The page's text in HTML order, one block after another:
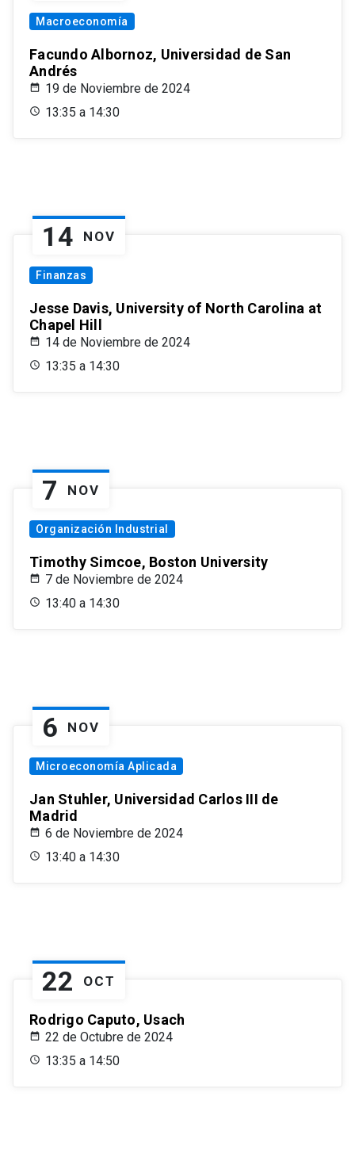
Macroeconomía
Facundo Albornoz, Universidad de San
Andrés
19 de Noviembre de 2024
13:35 a 14:30
14 NOV
Finanzas
Jesse Davis, University of North Carolina at
Chapel Hill
14 de Noviembre de 2024
13:35 a 14:30
7 NOV
Organización Industrial
Timothy Simcoe, Boston University
7 de Noviembre de 2024
13:40 a 14:30
6 NOV
Microeconomía Aplicada
Jan Stuhler, Universidad Carlos III de
Madrid
6 de Noviembre de 2024
13:40 a 14:30
22 OCT
Rodrigo Caputo, Usach
22 de Octubre de 2024
13:35 a 14:50